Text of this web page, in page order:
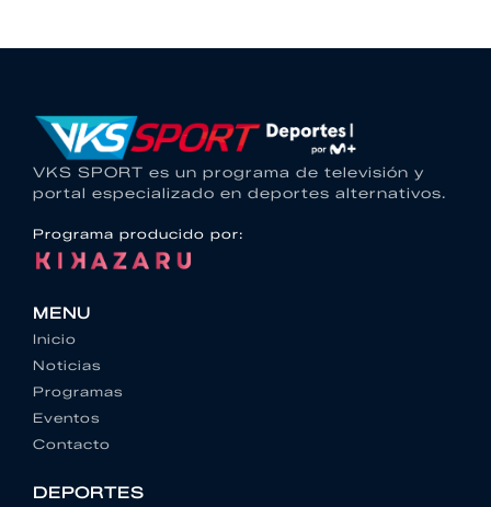
VKS SPORT es un programa de televisión y
portal especializado en deportes alternativos.
Programa producido por:
MENU
Inicio
Noticias
Programas
Eventos
Contacto
DEPORTES